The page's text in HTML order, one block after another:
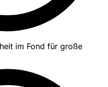
im Fond für große